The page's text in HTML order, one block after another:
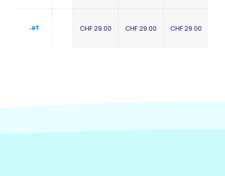
.at CHF 29.00 CHF 29.00 CHF 29.00